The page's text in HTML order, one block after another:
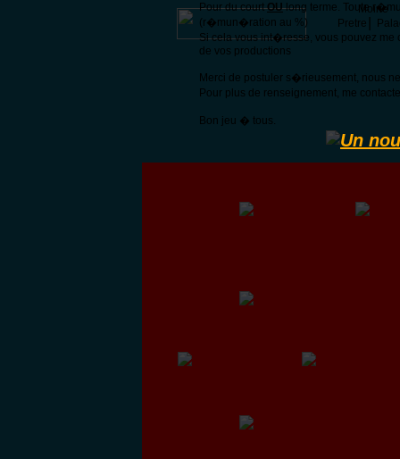
Moine
Pretre
Pour du courtOUlong terme. Toute
(r�mun�ration au %)
Si cela vous int�resse, vous pouvez
de vos productions
Merci de postuler s�rieusement, nous
Pour plus de renseignement, me
Bon jeu � tous.
Un